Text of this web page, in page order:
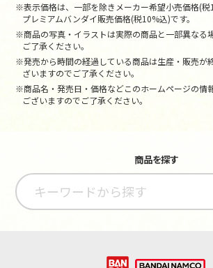
※表示価格は、一部を除きメーカー希望小売価格(税
プレミアムバンダイ販売価格(税10%込)です。
※商品の写真・イラストは実際の商品と一部異なる
ご了承ください。
※発売から時間の経過している商品は生産・販売が
ざいますのでご了承ください。
※商品名・発売日・価格などこのホームページの情
ございますのでご了承ください。
商品を探す